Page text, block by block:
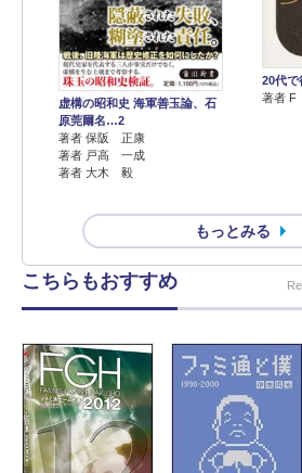
虚構の昭和史 海軍善玉論、石
原莞爾名…2
著者 保阪 正康
著者 戸高 一成
著者 大木 毅
20代で
著者 F
もっとみる
こちらもおすすめ